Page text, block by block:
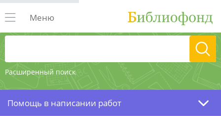
Расширенный поиск
Меню
Помощь в написании работ